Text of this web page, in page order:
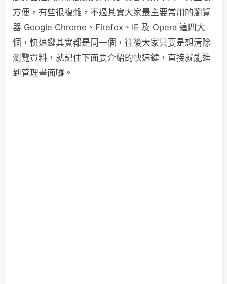
方便，有些很複雜，不過其實大家最主要常用的瀏覽
器 Google Chrome、Firefox、IE 及 Opera 這四大
個，快速鍵其實都是同一個，往後大家只要是想清除
瀏覽資料，就記住下面要介紹的快速鍵，直接就能進
到管理畫面囉。